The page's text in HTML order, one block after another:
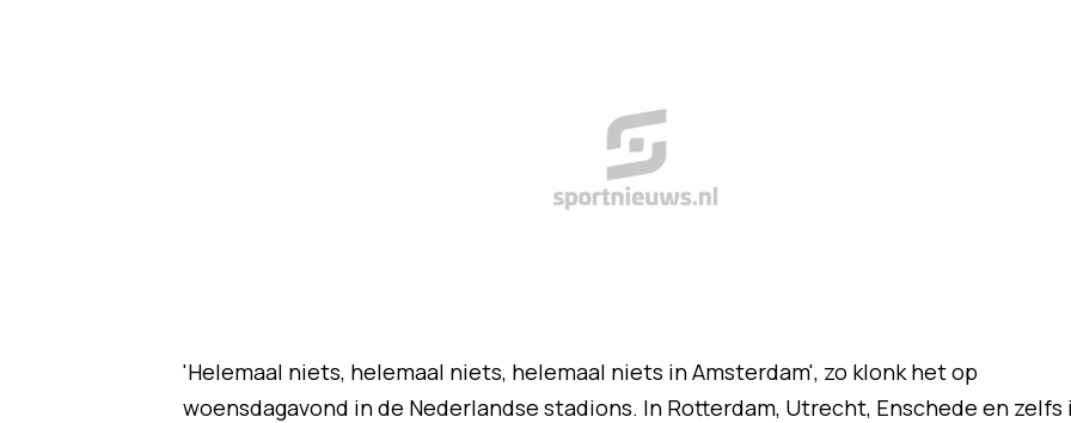
'Helemaal niets, helemaal niets, helemaal niets in Amsterdam', zo klonk het op
woensdagavond in de Nederlandse stadions. In Rotterdam, Utrecht, Enschede en zelfs